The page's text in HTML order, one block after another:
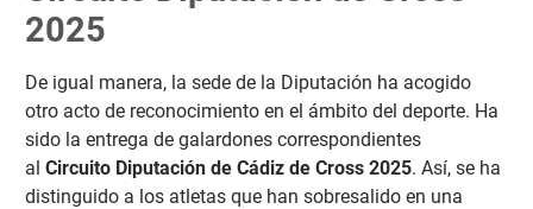
2025
De igual manera, la sede de la Diputación ha acogido
otro acto de reconocimiento en el ámbito del deporte. Ha
sido la entrega de galardones correspondientes
al Circuito Diputación de Cádiz de Cross 2025. Así, se ha
distinguido a los atletas que han sobresalido en una